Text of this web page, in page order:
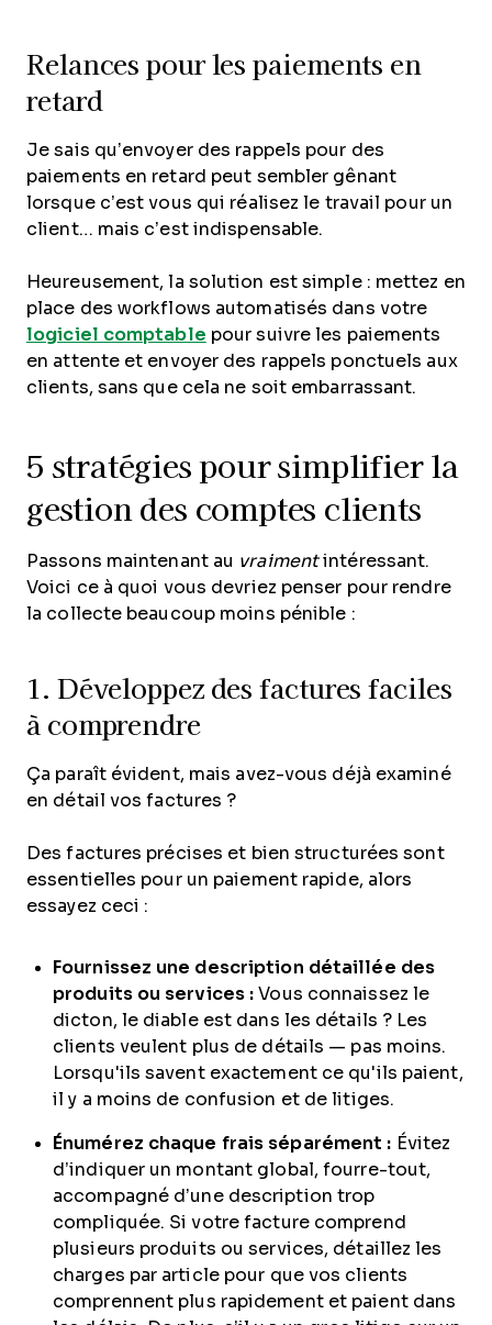
Relances pour les paiements en
retard
Je sais qu’envoyer des rappels pour des
paiements en retard peut sembler gênant
lorsque c’est vous qui réalisez le travail pour un
client… mais c’est indispensable.
Heureusement, la solution est simple : mettez en
place des workflows automatisés dans votre
logiciel comptable pour suivre les paiements
en attente et envoyer des rappels ponctuels aux
clients, sans que cela ne soit embarrassant.
5 stratégies pour simplifier la
gestion des comptes clients
Passons maintenant au vraimentintéressant.
Voici ce à quoi vous devriez penser pour rendre
la collecte beaucoup moins pénible :
1. Développez des factures faciles
à comprendre
Ça paraît évident, mais avez-vous déjà examiné
en détail vos factures ?
Des factures précises et bien structurées sont
essentielles pour un paiement rapide, alors
essayez ceci :
Fournissez une description détaillée des
produits ou services : Vous connaissez le
dicton, le diable est dans les détails ? Les
clients veulent plus de détails — pas moins.
Lorsqu'ils savent exactement ce qu'ils paient,
il y a moins de confusion et de litiges.
Énumérez chaque frais séparément : Évitez
d’indiquer un montant global, fourre-tout,
accompagné d’une description trop
compliquée. Si votre facture comprend
plusieurs produits ou services, détaillez les
charges par article pour que vos clients
comprennent plus rapidement et paient dans